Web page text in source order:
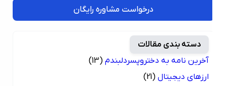
درخواست مشاوره رایگان
دسته بندی مقالات
آخرین نامه به دختروپسردلبندم (13)
ارزهای دیجیتال (21)